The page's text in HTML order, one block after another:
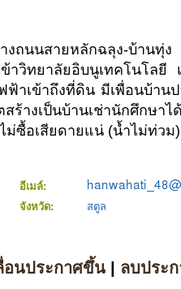
งถนนสายหลักฉลุง-บ้านทุ่
าวิทยาลัยอิบนูเทคโนโล
ฟ้าเข้าถึงที่ดิน มีเพื่อนบ้าน
างเป็นบ้านเช่านักศึกษา
ม่ซื้อเสียดายแน่ (น้ำไม่ท่วม)
อีเมล์:
จังหวัด: สตูล
อนประกาศขึ้น| ลบประ